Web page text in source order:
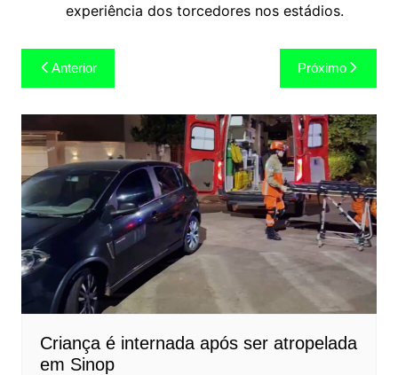
experiência dos torcedores nos estádios.
Navegação
de
Post
Anterior Próximo
Criança é internada após ser atropelada
em Sinop